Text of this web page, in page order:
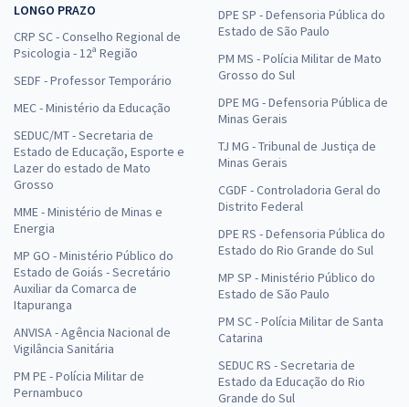
LONGO PRAZO
CRP SC - Conselho Regional de
Psicologia - 12ª Região
SEDF - Professor Temporário
MEC - Ministério da Educação
SEDUC/MT - Secretaria de
Estado de Educação, Esporte e
Lazer do estado de Mato
Grosso
MME - Ministério de Minas e
Energia
MP GO - Ministério Público do
Estado de Goiás - Secretário
Auxiliar da Comarca de
Itapuranga
ANVISA - Agência Nacional de
Vigilância Sanitária
PM PE - Polícia Militar de
Pernambuco
DPE SP - Defensoria Pública do
Estado de São Paulo
PM MS - Polícia Militar de Mato
Grosso do Sul
DPE MG - Defensoria Pública de
Minas Gerais
TJ MG - Tribunal de Justiça de
Minas Gerais
CGDF - Controladoria Geral do
Distrito Federal
DPE RS - Defensoria Pública do
Estado do Rio Grande do Sul
MP SP - Ministério Público do
Estado de São Paulo
PM SC - Polícia Militar de Santa
Catarina
SEDUC RS - Secretaria de
Estado da Educação do Rio
Grande do Sul